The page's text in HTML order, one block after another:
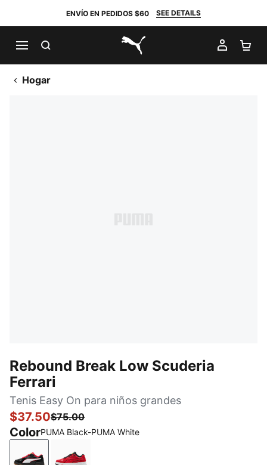
ENVÍO EN PEDIDOS $60 SEE DETAILS
PUMA.com
MI
Hogar
Rebound Break Low Scuderia
Ferrari
Tenis Easy On para niños grandes
$37.50$75.00
ColorPUMA Black-PUMA White